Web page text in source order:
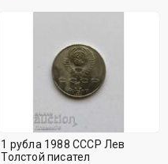
1 рубла 1988 СССР Лев
Толстой писател